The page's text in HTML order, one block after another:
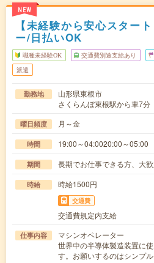
NEW
【未経験から安心スター
ー/日払いOK
職種未経験OK 交通費別途支給あり
派遣
勤務地
山形県東根市
さくらんぼ東根駅から車7分
曜日頻度 月～金
時間 19:00～04:0020:00～05:00
期間 長期でお仕事できる方、大歓
時給 時給1500円
交通費
交通費規定内支給
仕事内容
マシンオペレーター
世界中の半導体製造装置に
す。お願いするのはシンプ